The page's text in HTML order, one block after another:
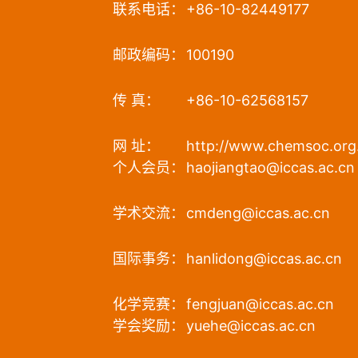
联系电话： +86-10-82449177
邮政编码： 100190
传 真： +86-10-62568157
网 址：
http://
个人会员：
haojiangtao@iccas.ac.cn
学术交流： cmdeng@iccas.ac.cn
国际事务： hanlidong@iccas.ac.cn
化学竞赛： fengjuan@iccas.ac.cn
学会奖励： yuehe@iccas.ac.cn